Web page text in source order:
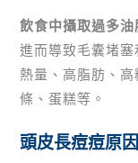
飲食中攝取過多油
進而導致毛囊堵
熱量、高脂肪、
條、蛋糕等。
頭皮長痘痘原